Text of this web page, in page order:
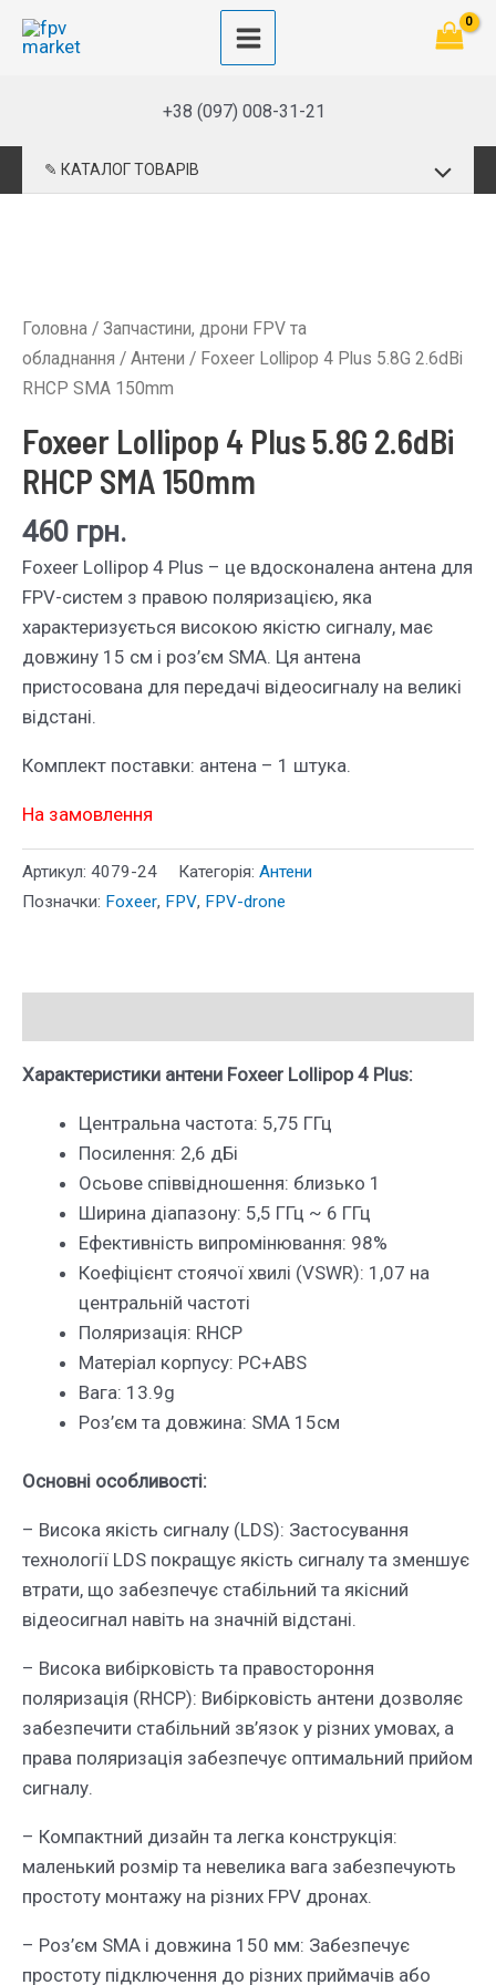
Перейти
Main
Menu
+38 (097) 008-31-21
✎ КАТАЛОГ ТОВАРІВ
Головна / Запчастини, дрони FPV та
обладнання / Антени / Foxeer Lollipop 4 Plus 5.8G 2.6dBi
RHCP SMA 150mm
Foxeer Lollipop 4 Plus 5.8G 2.6dBi
RHCP SMA 150mm
460 грн.
Foxeer Lollipop 4 Plus – це вдосконалена антена для
FPV-систем з правою поляризацією, яка
характеризується високою якістю сигналу, має
довжину 15 см і роз’єм SMA. Ця антена
пристосована для передачі відеосигналу на великі
відстані.
Комплект поставки: антена – 1 штука.
На замовлення
Артикул: 4079-24 Категорія: Антени
Позначки: Foxeer, FPV, FPV-drone
Характеристики антени Foxeer Lollipop 4 Plus:
Центральна частота: 5,75 ГГц
Посилення: 2,6 дБі
Осьове співвідношення: близько 1
Ширина діапазону: 5,5 ГГц ~ 6 ГГц
Ефективність випромінювання: 98%
Коефіцієнт стоячої хвилі (VSWR): 1,07 на
центральній частоті
Поляризація: RHCP
Матеріал корпусу: PC+ABS
Вага: 13.9g
Роз’єм та довжина: SMA 15см
Основні особливості:
– Висока якість сигналу (LDS): Застосування
технології LDS покращує якість сигналу та зменшує
втрати, що забезпечує стабільний та якісний
відеосигнал навіть на значній відстані.
– Висока вибірковість та правостороння
поляризація (RHCP): Вибірковість антени дозволяє
забезпечити стабільний зв’язок у різних умовах, а
права поляризація забезпечує оптимальний прийом
сигналу.
– Компактний дизайн та легка конструкція:
маленький розмір та невелика вага забезпечують
простоту монтажу на різних FPV дронах.
– Роз’єм SMA і довжина 150 мм: Забезпечує
простоту підключення до різних приймачів або